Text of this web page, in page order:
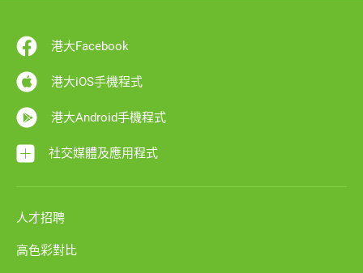
港大Facebook
港大iOS手機程式
港大Android手機程式
社交媒體及應用程式
人才招聘
高色彩對比